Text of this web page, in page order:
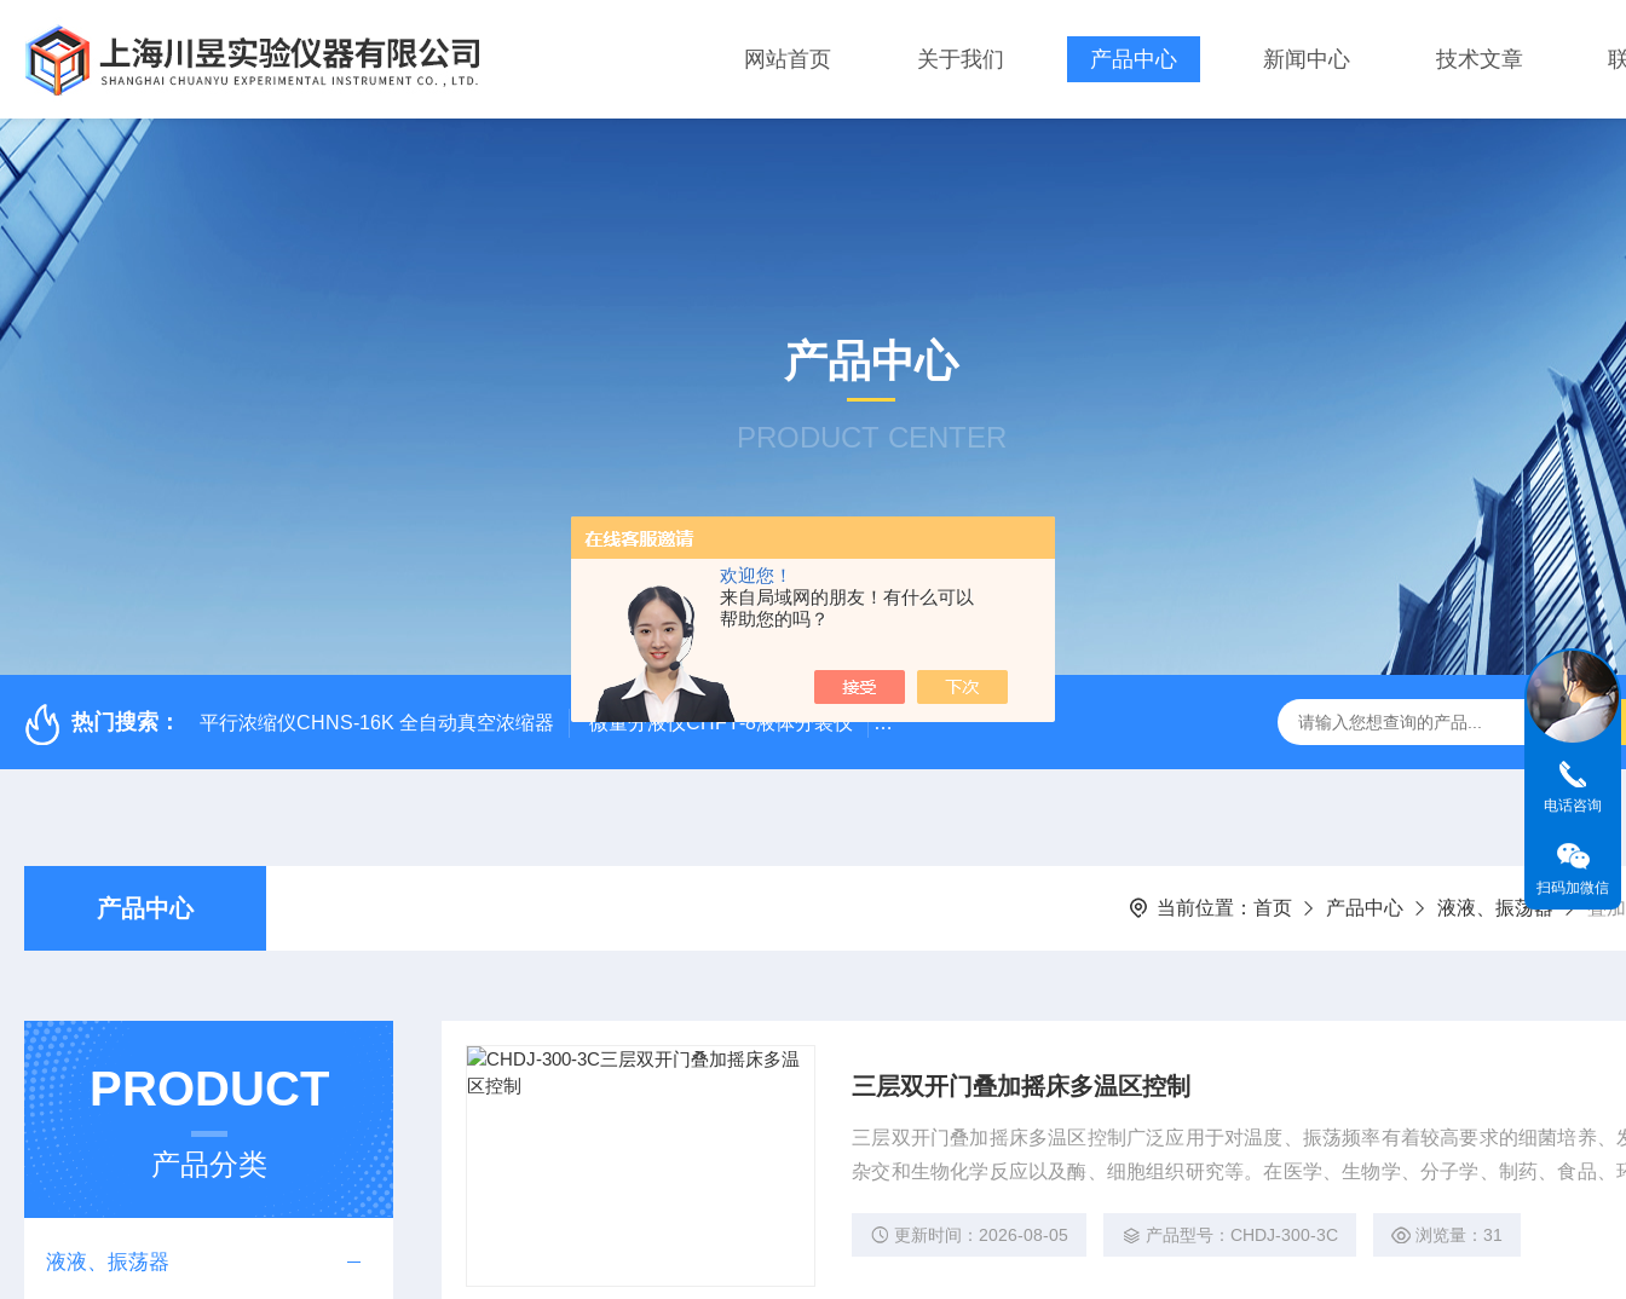
欢迎您！
来自局域网的朋友！有什么可以
帮助您的吗？
网站首页 关于我们 产品中心 新闻中心 技术文章
产品中心
PRODUCT CENTER
热门搜索： 平行浓缩仪CHNS-16K 全自动真空浓缩器 微量分液仪CHFY-8液体分装仪 全自动放射性水样蒸发浓缩赶酸仪ZDGS-8 厌氧手套箱YQX-I半自动厌氧培养箱
产品中心 当前位置： 首页 产品中心 液液、振荡器 叠
PRODUCT
产品分类
液液、振荡器
三层双开门叠加摇床多温区控制
三层双开门叠加摇床多温区控制广泛应用于对温度、振荡频率有着较高要求的细菌培养、
杂交和生物化学反应以及酶、细胞组织研究等。在医学、生物学、分子学、制药、食品、
更新时间：2026-08-05 产品型号：CHDJ-300-3C 浏览量：31
电话咨询
扫码加微信